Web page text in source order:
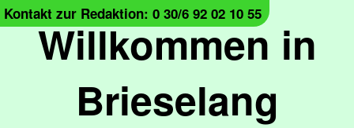
Willkommen in
Brieselang
Kontakt zur Redaktion: 0 30/6 92 02 10 55